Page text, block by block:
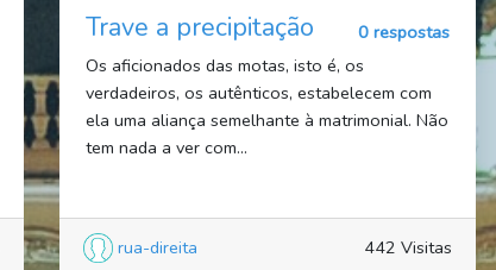
Trave a precipitação
0 respostas
Os aficionados das motas, isto é, os
verdadeiros, os autênticos, estabelecem com
ela uma aliança semelhante à matrimonial. Não
tem nada a ver com...
rua-direita 442 Visitas